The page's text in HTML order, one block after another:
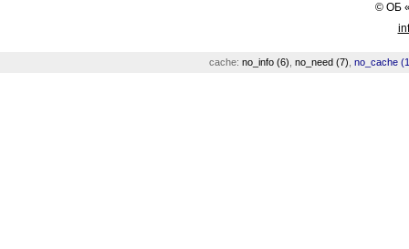
©ОБ
cache: no_info (6) no_need (7) no_cache